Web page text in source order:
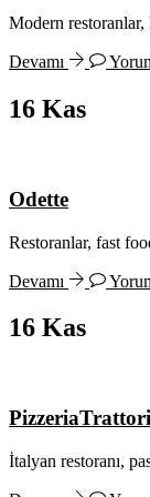
Modern
Devamı
16 Kas
Odette
Restoranlar, fast
Devamı
16 Kas
İtalyan restoranı,